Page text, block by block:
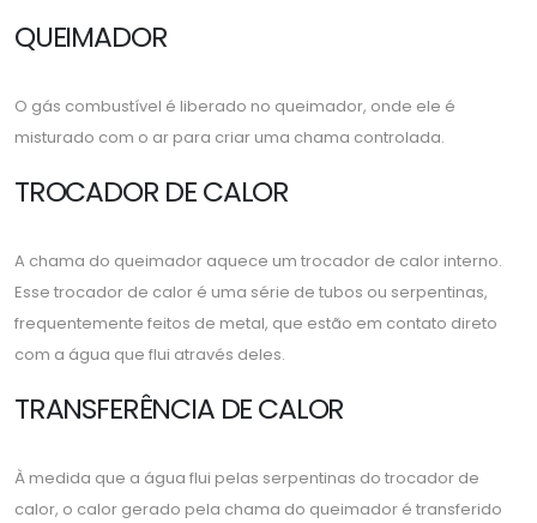
QUEIMADOR
O gás combustível é liberado no queimador, onde ele é
misturado com o ar para criar uma chama controlada.
TROCADOR DE CALOR
A chama do queimador aquece um trocador de calor interno.
Esse trocador de calor é uma série de tubos ou serpentinas,
frequentemente feitos de metal, que estão em contato direto
com a água que flui através deles.
TRANSFERÊNCIA DE CALOR
À medida que a água flui pelas serpentinas do trocador de
calor, o calor gerado pela chama do queimador é transferido